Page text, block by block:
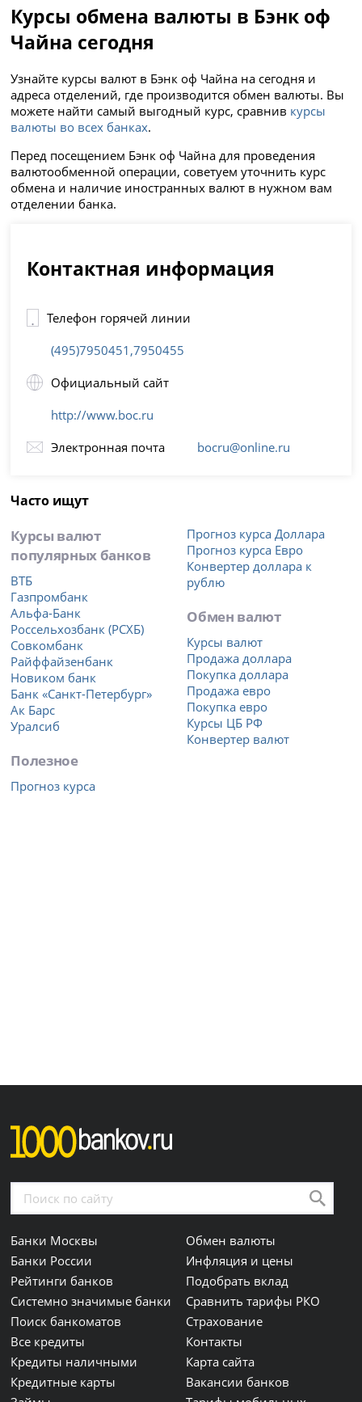
Курсы обмена валюты в Бэнк оф
Чайна сегодня
Узнайте курсы валют в Бэнк оф Чайна на сегодня и
адреса отделений, где производится обмен валюты. Вы
можете найти самый выгодный курс, сравнив курсы
валюты во всех банках.
Перед посещением Бэнк оф Чайна для проведения
валютообменной операции, советуем уточнить курс
обмена и наличие иностранных валют в нужном вам
отделении банка.
Контактная информация
Телефон горячей линии
(495)7950451,7950455
Официальный сайт
http://www.boc.ru
Электронная почта
bocru@online.ru
Часто ищут
Курсы валют
популярных банков
ВТБ
Газпромбанк
Альфа-Банк
Россельхозбанк (РСХБ)
Совкомбанк
Райффайзенбанк
Новиком банк
Банк «Санкт-Петербург»
Ак Барс
Уралсиб
Полезное
Прогноз курса
Прогноз курса Доллара
Прогноз курса Евро
Конвертер доллара к
рублю
Обмен валют
Курсы валют
Продажа доллара
Покупка доллара
Продажа евро
Покупка евро
Курсы ЦБ РФ
Конвертер валют
Банки Москвы
Банки России
Рейтинги банков
Системно значимые банки
Поиск банкоматов
Все кредиты
Кредиты наличными
Кредитные карты
Обмен валюты
Инфляция и цены
Подобрать вклад
Сравнить тарифы РКО
Страхование
Контакты
Карта сайта
Вакансии банков